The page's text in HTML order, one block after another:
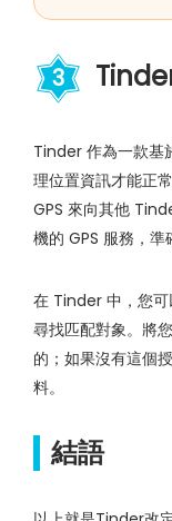
3
Tinder 作為一款基
理位置資訊才能正
GPS 來向其他
機的 GPS 服務，準
在 Tinder 中，您可
尋找匹配對象。將
的；如果沒有這個
料。
結語